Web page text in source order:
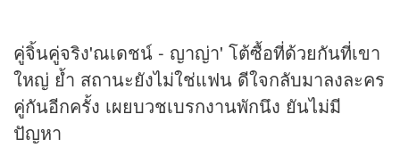
คู่จิ้นคู่จริง'ณเดชน์ - ญาญ่า' โต้ซื้อที่ด้วยกันที่เขา
ใหญ่ ย้ำ สถานะยังไม่ใช่แฟน ดีใจกลับมาลงละคร
คู่กันอีกครั้ง เผยบวชเบรกงานพักนึง ยันไม่มี
ปัญหา